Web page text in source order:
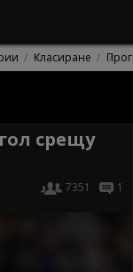
Класиране
срещу
7351 1